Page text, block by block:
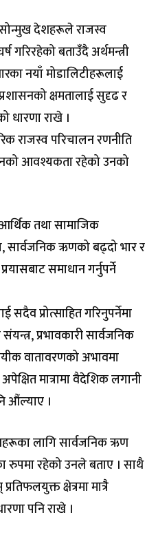
देशहरूले राजस्व
गरिरहेको बताउँदै अर्थमन्त्री
नयाँ मोडालिटीहरूलाई
क्षमतालाई सुदृढ र
धारणा राखे ।
राजस्व परिचालन रणनीति
आवश्यकता रहेको उनको
तथा सामाजिक
सार्वजनिक ऋणको बढ्दो भार र
समाधान गर्नुपर्ने
सदैव प्रोत्साहित गरिनुपर्नेमा
प्रभावकारी सार्वजनिक
वातावरणको अभावमा
मात्रामा वैदेशिक लगानी
औंल्याए ।
लागि सार्वजनिक ऋण
रुपमा रहेको उनले बताए । साथै
क्षेत्रमा मात्रै
पनि राखे ।